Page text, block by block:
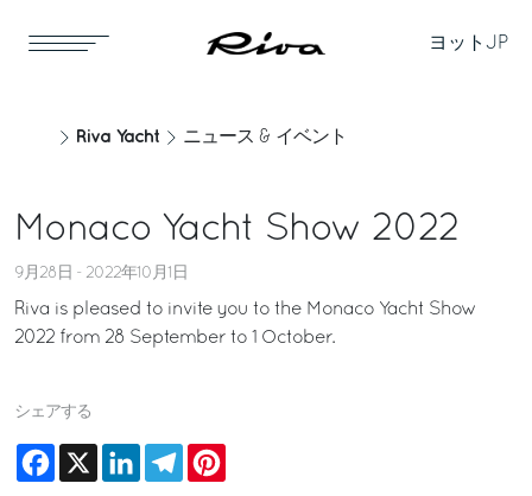
ヨット JP
Riva Yacht ニュース & イベント
Monaco Yacht Show 2022
9月28日 - 2022年10月1日
Riva is pleased to invite you to the Monaco Yacht Show
2022 from 28 September to 1 October.
シェアする
Facebook
X LinkedInTelegram